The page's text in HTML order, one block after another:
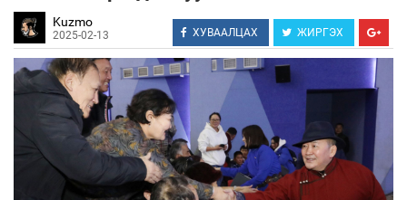
Kuzmo
2025-02-13 ХУВААЛЦАХ ЖИРГЭХ